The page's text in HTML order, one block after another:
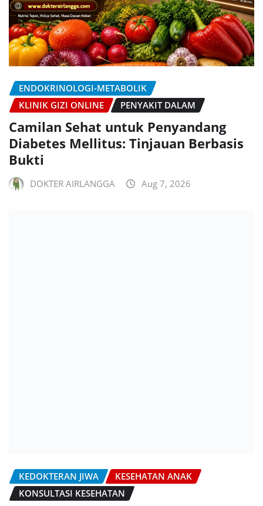
ENDOKRINOLOGI-METABOLIK
KLINIK GIZI ONLINE
PENYAKIT DALAM
Camilan Sehat untuk Penyandang
Diabetes Mellitus: Tinjauan Berbasis
Bukti
DOKTER AIRLANGGA Aug 7, 2026
KEDOKTERAN JIWA
KESEHATAN ANAK
KONSULTASI KESEHATAN